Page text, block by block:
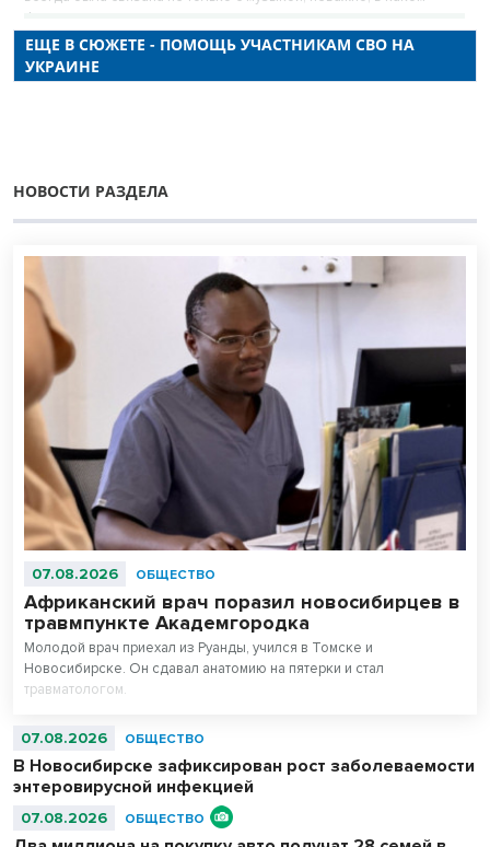
формате — волонтера, музыканта, политика или военного —
всегда стремился быть частью той большой работы, которую
проводит государство».
ЕЩЕ В СЮЖЕТЕ - ПОМОЩЬ УЧАСТНИКАМ СВО НА
УКРАИНЕ
НОВОСТИ РАЗДЕЛА
07.08.2026 ОБЩЕСТВО
Африканский врач поразил новосибирцев в
травмпункте Академгородка
Молодой врач приехал из Руанды, учился в Томске и
Новосибирске. Он сдавал анатомию на пятерки и стал
травматологом.
07.08.2026 ОБЩЕСТВО
В Новосибирске зафиксирован рост заболеваемости
энтеровирусной инфекцией
07.08.2026 ОБЩЕСТВО